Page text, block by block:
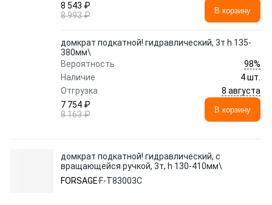
8 543 ₽
8 993 ₽
В корзину
домкрат подкатной! гидравлический, 3т h 135-
380мм\
Вероятность
98%
Наличие
4 шт.
Отгрузка
8 августа
7 754 ₽
8 163 ₽
В корзину
домкрат подкатной! гидравлический, с
вращающейся ручкой, 3т, h 130-410мм\
FORSAGE F-T83003C